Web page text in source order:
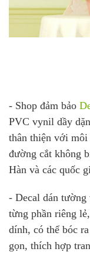
- Shop đảm bảo
PVC vynil dầy
thân thiện với môi
đường cắt không
Hàn và các quốc
- Decal dán tường
từng phần riêng
dính, có thể bóc
gọn, thích hợp